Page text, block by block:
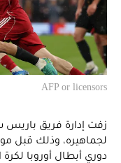
AFP or licensors
زفت إدارة فريق باريس
لجماهيره، وذلك قبل
دوري أبطال أوروبا لكرة